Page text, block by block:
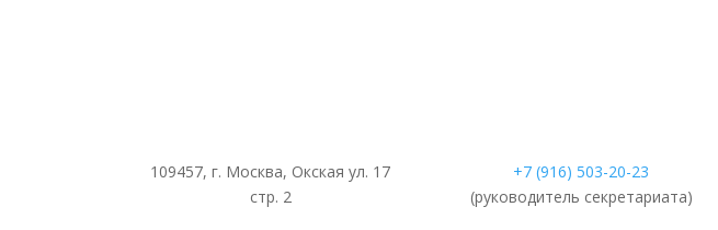
109457, г. Москва, Окская ул. 17
стр. 2
+7 (916) 503-20-23
(руководитель секретариата)